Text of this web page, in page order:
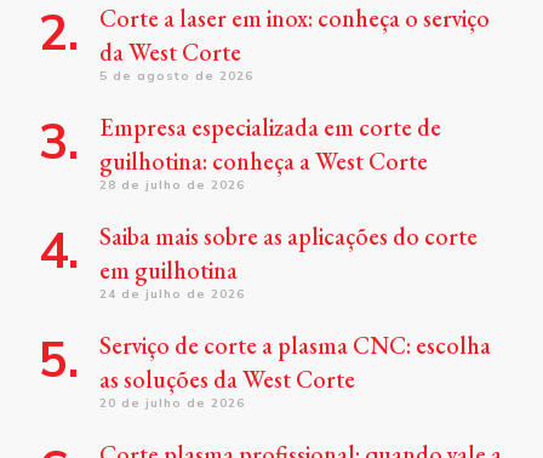
Corte a laser em inox: conheça o serviço
da West Corte
5 de agosto de 2026
Empresa especializada em corte de
guilhotina: conheça a West Corte
28 de julho de 2026
Saiba mais sobre as aplicações do corte
em guilhotina
24 de julho de 2026
Serviço de corte a plasma CNC: escolha
as soluções da West Corte
20 de julho de 2026